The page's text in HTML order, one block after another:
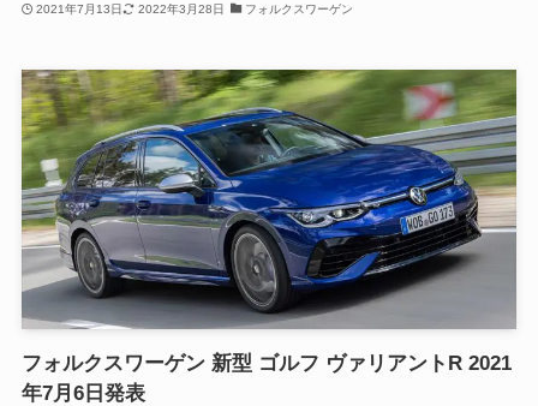
2021年7月13日 2022年3月28日 フォルクスワーゲン
フォルクスワーゲン 新型 ゴルフ ヴァリアントR 2021
年7月6日発表